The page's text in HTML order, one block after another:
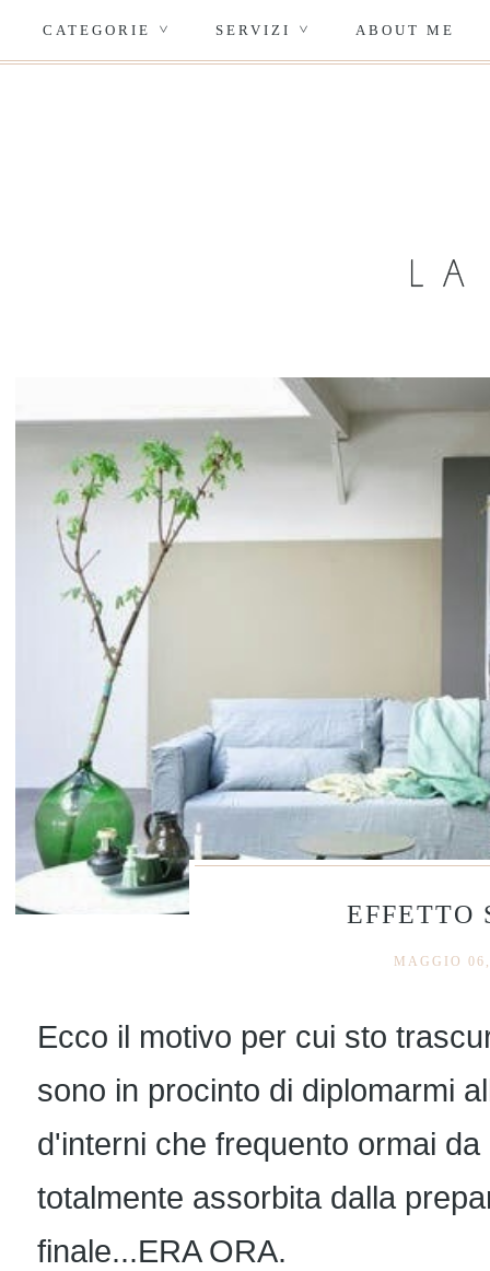
CATEGORIE > SERVIZI > ABOUT ME
EFFETTO
MAGGIO
Ecco il motivo per cui sto
sono in procinto di diplomarmi
d'interni che frequento ormai
totalmente assorbita dalla
finale...ERA ORA.